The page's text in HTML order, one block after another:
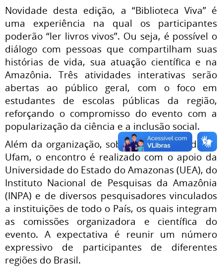
Novidade desta edição, a “Biblioteca Viva” é
uma experiência na qual os participantes
poderão “ler livros vivos”. Ou seja, é possível o
diálogo com pessoas que compartilham suas
histórias de vida, sua atuação científica e na
Amazônia. Três atividades interativas serão
abertas ao público geral, com o foco em
estudantes de escolas públicas da região,
reforçando o compromisso do evento com a
popularização da ciência e a inclusão social.
Além da organização, sob responsabilidade da
Ufam, o encontro é realizado com o apoio da
Universidade do Estado do Amazonas (UEA), do
Instituto Nacional de Pesquisas da Amazônia
(INPA) e de diversos pesquisadores vinculados
a instituições de todo o País, os quais integram
as comissões organizadora e científica do
evento. A expectativa é reunir um número
expressivo de participantes de diferentes
regiões do Brasil.